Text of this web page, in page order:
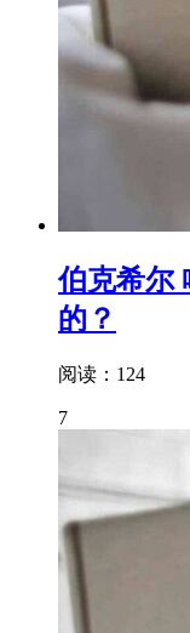
伯克希尔
的？
阅读：124
7